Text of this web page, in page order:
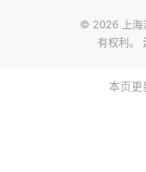
© 2026 上海
有权利。
本页